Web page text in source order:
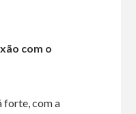
com o
forte, com a